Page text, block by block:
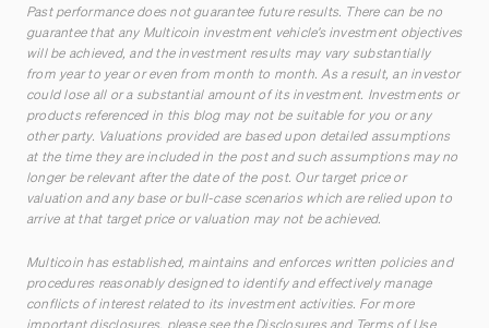
Past performance does not guarantee future results. There can be no
guarantee that any Multicoin investment vehicle’s investment objectives
will be achieved, and the investment results may vary substantially
from year to year or even from month to month. As a result, an investor
could lose all or a substantial amount of its investment. Investments or
products referenced in this blog may not be suitable for you or any
other party. Valuations provided are based upon detailed assumptions
at the time they are included in the post and such assumptions may no
longer be relevant after the date of the post. Our target price or
valuation and any base or bull-case scenarios which are relied upon to
arrive at that target price or valuation may not be achieved.
Multicoin has established, maintains and enforces written policies and
procedures reasonably designed to identify and effectively manage
conflicts of interest related to its investment activities. For more